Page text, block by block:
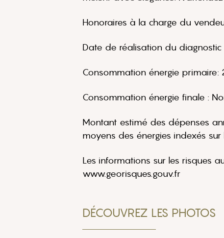
Honoraires à la charge du
Date de réalisation du
Consommation énergie
Consommation énergie finale :
Montant estimé des dépenses
moyens des énergies indexés
Les informations sur les risques
www.georisques.gouv.fr
DÉCOUVREZ LES PHOTOS